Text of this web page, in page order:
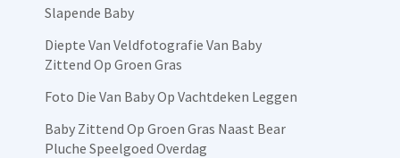
Slapende Baby
Diepte Van Veldfotografie Van Baby
Zittend Op Groen Gras
Foto Die Van Baby Op Vachtdeken Leggen
Baby Zittend Op Groen Gras Naast Bear
Pluche Speelgoed Overdag